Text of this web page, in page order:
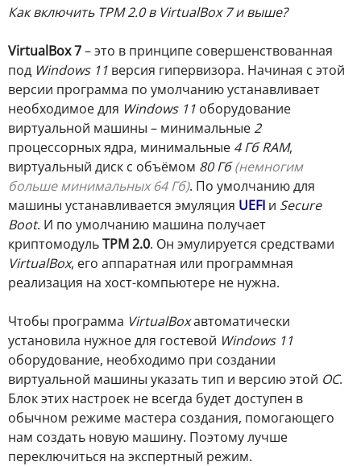
Как включить TPM 2.0 в VirtualBox 7 и выше?
VirtualBox 7– это в принципе совершенствованная
под Windows 11 версия гипервизора. Начиная с этой
версии программа по умолчанию устанавливает
необходимое для Windows 11 оборудование
виртуальной машины – минимальные 2
процессорных ядра, минимальные 4 Гб RAM,
виртуальный диск с объёмом 80 Гб (немногим
больше минимальных 64 Гб). По умолчанию для
машины устанавливается эмуляция UEFI и Secure
Boot. И по умолчанию машина получает
криптомодульTPM 2.0. Он эмулируется средствами
VirtualBox, его аппаратная или программная
реализация на хост-компьютере не нужна.
Чтобы программа VirtualBoxавтоматически
установила нужное для гостевой Windows 11
оборудование, необходимо при создании
виртуальной машины указать тип и версию этой ОС.
Блок этих настроек не всегда будет доступен в
обычном режиме мастера создания, помогающего
нам создать новую машину. Поэтому лучше
переключиться на экспертный режим.